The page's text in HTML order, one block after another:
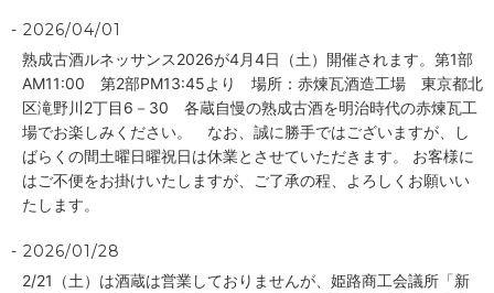
2026/04/01
熟成古酒ルネッサンス2026が4月4日（土）開催されます。第1部
AM11:00 第2部PM13:45より 場所：赤煉瓦酒造工場 東京都北
区滝野川2丁目6－30 各蔵自慢の熟成古酒を明治時代の赤煉瓦工
場でお楽しみください。 なお、誠に勝手ではございますが、し
ばらくの間土曜日曜祝日は休業とさせていただきます。 お客様に
はご不便をお掛けいたしますが、ご了承の程、よろしくお願いい
たします。
2026/01/28
2/21（土）は酒蔵は営業しておりませんが、姫路商工会議所「新